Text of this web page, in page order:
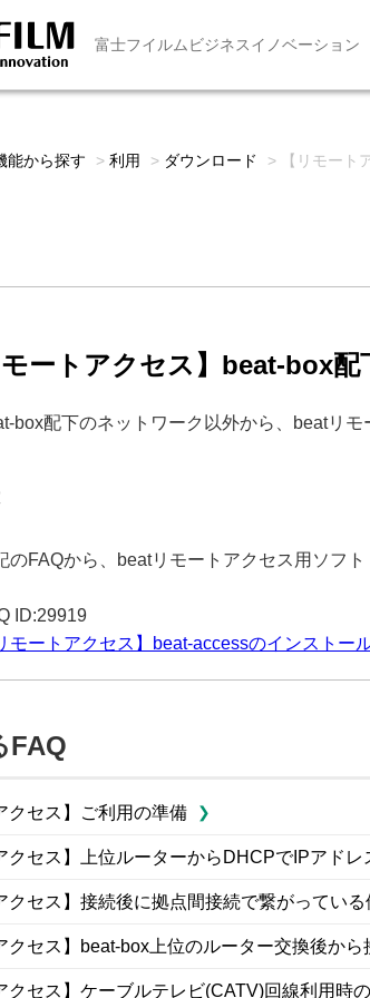
富士フイルムビジネスイノベーション
能から探す > 利用 > ダウンロード > 【リモー
モートアクセス】beat-box
box配下のネットワーク以外から、beatリ
のFAQから、beatリモートアクセス用ソフ
ID:29919
モートアクセス】beat-accessのインストー
FAQ
クセス】ご利用の準備
クセス】上位ルーターからDHCPでIPアド
クセス】接続後に拠点間接続で繋がってい
クセス】beat-box上位のルーター交換後から
クセス】ケーブルテレビ(CATV)回線利用時